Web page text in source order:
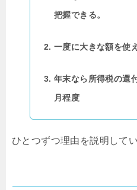
把握できる。
一度に大きな額を使
年末なら所得税の還
月程度
ひとつずつ理由を説明してい